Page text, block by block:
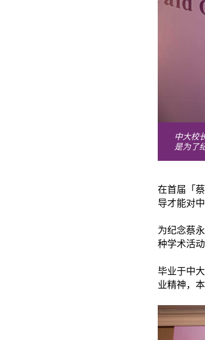
中大校
是为了
在首届「
导才能对
为纪念蔡
种学术活
毕业于中
业精神，